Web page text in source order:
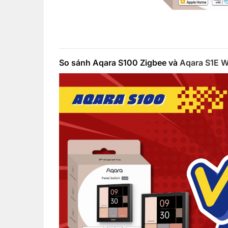
So sánh Aqara S100 Zigbee và Aqara S1E